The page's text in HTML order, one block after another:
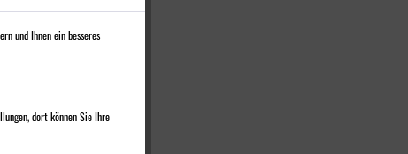
und Ihnen ein besseres
dort können Sie Ihre